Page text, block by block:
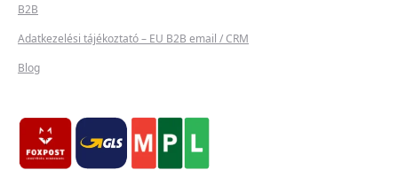
B2B
Adatkezelési tájékoztató – EU B2B email / CRM
Blog